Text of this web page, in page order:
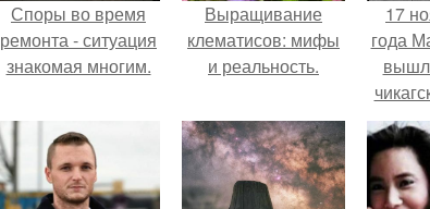
Споры во время
ремонта - ситуация
знакомая многим.
Выращивание
клематисов: мифы
и реальность.
17
года